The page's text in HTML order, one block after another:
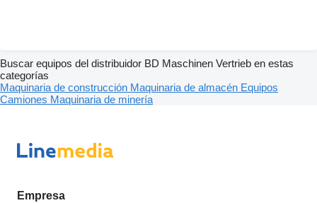
Buscar equipos del distribuidor BD Maschinen Vertrieb en estas
categorías
Maquinaria de construcción Maquinaria de almacén Equipos
Camiones Maquinaria de minería
Empresa